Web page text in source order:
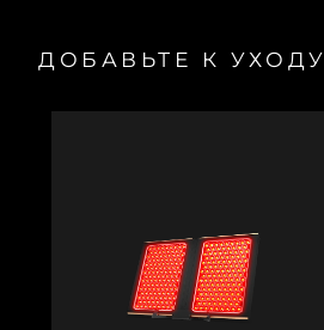
ДОБАВЬТЕ К УХОДУ